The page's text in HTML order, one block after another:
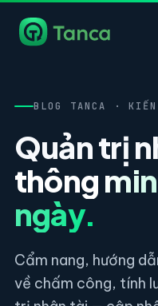
BLOG TANCA ·
Quản trị
thông
ngày.
Cẩm nang, hướng
về chấm công, tính